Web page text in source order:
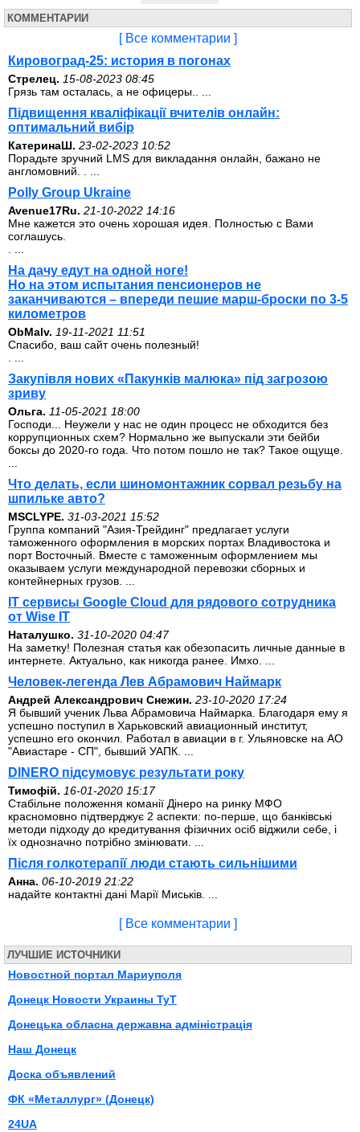
КОММЕНТАРИИ
[ Все комментарии ]
Кировоград-25: история в погонах
Стрелец. 15-08-2023 08:45
Грязь там осталась, а не офицеры.. ...
Підвищення кваліфікації вчителів онлайн:
оптимальний вибір
КатеринаШ. 23-02-2023 10:52
Порадьте зручний LMS для викладання онлайн, бажано не
англомовний. . ...
Polly Group Ukraine
Avenue17Ru. 21-10-2022 14:16
Мне кажется это очень хорошая идея. Полностью с Вами
соглашусь.
На дачу едут на одной ноге!
Но на этом испытания пенсионеров не
заканчиваются – впереди пешие марш-броски по 3-5
километров
ОbMalv. 19-11-2021 11:51
Спасибо, ваш сайт очень полезный!
Закупівля нових «Пакунків малюка» під загрозою
зриву
Ольга. 11-05-2021 18:00
Господи... Неужели у нас не один процесс не обходится без
коррупционных схем? Нормально же выпускали эти бейби
боксы до 2020-го года. Что потом пошло не так? Такое ощуще.
Что делать, если шиномонтажник сорвал резьбу на
шпильке авто?
MSCLYPE. 31-03-2021 15:52
Группа компаний "Азия-Трейдинг" предлагает услуги
таможенного оформления в морских портах Владивостока и
порт Восточный. Вместе с таможенным оформлением мы
оказываем услуги международной перевозки сборных и
контейнерных грузов. ...
IT сервисы Google Cloud для рядового сотрудника
от Wise IT
Наталушко. 31-10-2020 04:47
На заметку! Полезная статья как обезопасить личные данные в
интернете. Актуально, как никогда ранее. Имхо. ...
Человек-легенда Лев Абрамович Наймарк
Андрей Александрович Снежин. 23-10-2020 17:24
Я бывший ученик Льва Абрамовича Наймарка. Благодаря ему я
успешно поступил в Харьковский авиационный институт,
успешно его окончил. Работал в авиации в г. Ульяновске на АО
"Авиастаре - СП", бывший УАПК. ...
DINERO підсумовує результати року
Тимофій. 16-01-2020 15:17
Стабільне положення команії Дінеро на ринку МФО
красномовно підтверджує 2 аспекти: по-перше, що банківські
методи підходу до кредитування фізичних осіб віджили себе, і
їх однозначно потрібно змінювати. ...
Після голкотерапії люди стають сильнішими
Анна. 06-10-2019 21:22
надайте контактні дані Марії Миськів. ...
[ Все комментарии ]
ЛУЧШИЕ ИСТОЧНИКИ
Новостной портал Мариуполя
Донецк Новости Украины ТуТ
Донецька обласна державна адміністрація
Наш Донецк
Доска объявлений
ФК «Металлург» (Донецк)
24UA